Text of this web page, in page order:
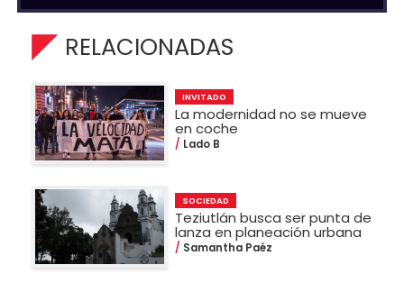
RELACIONADAS
INVITADO
La modernidad no se mueve
en coche
Lado B
SOCIEDAD
Teziutlán busca ser punta de
lanza en planeación urbana
Samantha Paéz